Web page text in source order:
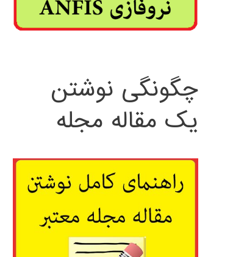
چگونگی نوشتن
یک مقاله مجله